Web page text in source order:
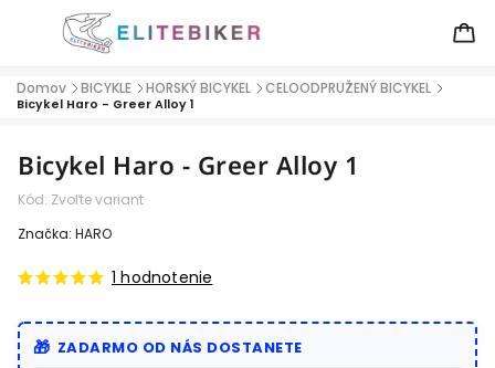
Domov / BICYKLE / HORSKÝ BICYKEL / CELOODPRUŽENÝ BICYKEL /
Bicykel Haro - Greer Alloy 1
Bicykel Haro - Greer Alloy 1
Kód: Zvoľte variant
1 hodnotenie
ZADARMO OD NÁS DOSTANETE
Značka: HARO